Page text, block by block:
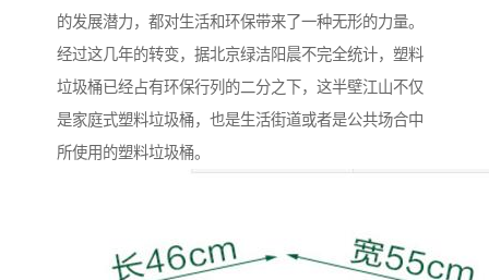
的发展潜力，都对生活和环保带来了一种无形的力量。
经过这几年的转变，据北京绿洁阳晨不完全统计，塑料
垃圾桶已经占有环保行列的二分之下，这半壁江山不仅
是家庭式塑料垃圾桶，也是生活街道或者是公共场合中
所使用的塑料垃圾桶。